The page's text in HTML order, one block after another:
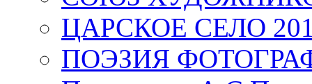
ЦАРСКОЕ СЕЛО
ПОЭЗИЯ